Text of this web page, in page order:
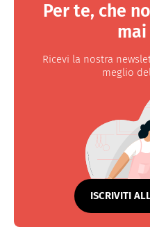
Per te, che
Ricevi la nostra
meglio
ISCRIVITI